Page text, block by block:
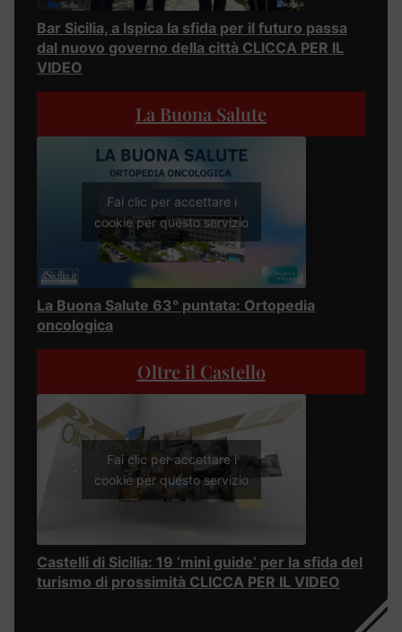
Bar Sicilia, a Ispica la sfida per il futuro passa
dal nuovo governo della città CLICCA PER IL
VIDEO
La Buona Salute
Fai clic per accettare i
cookie per questo servizio
La Buona Salute 63° puntata: Ortopedia
oncologica
Oltre il Castello
Fai clic per accettare i
cookie per questo servizio
Castelli di Sicilia: 19 ‘mini guide’ per la sfida del
turismo di prossimità CLICCA PER IL VIDEO